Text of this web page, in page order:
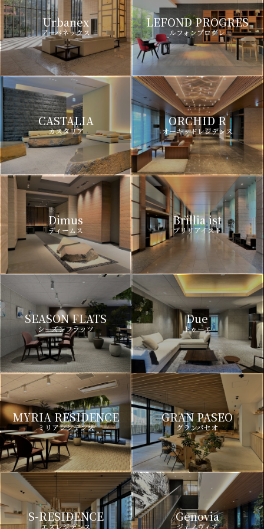
Urbanex
アーバネックス
LEFOND PROGRES
ルフォンプログレ
CASTALIA
カスタリア
ORCHID R
オーキッドレジデンス
Dimus
ディームス
Brillia ist
ブリリアイスト
SEASON FLATS
シーズンフラッツ
Due
ドゥーエ
MYRIA RESIDENCE
ミリアレジデンス
GRAN PASEO
グランパセオ
S-RESIDENCE
エスレジデンス
Genovia
ジェノヴィア